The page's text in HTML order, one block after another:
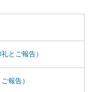
とご報告）
報告）